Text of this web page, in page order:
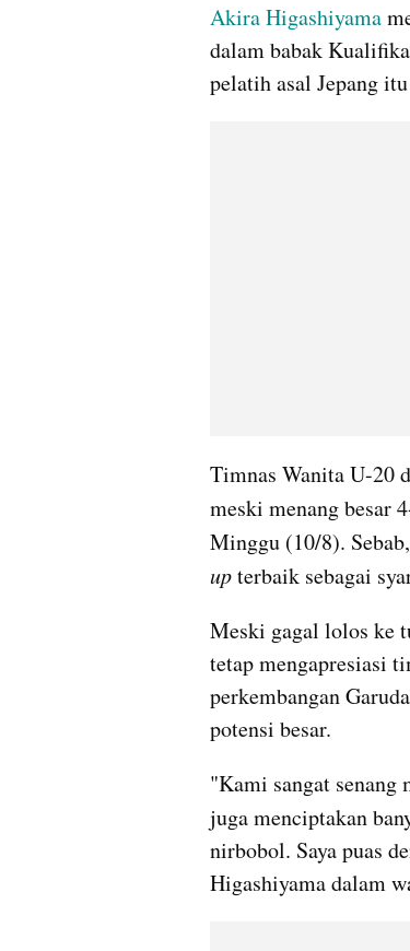
Akira Higashiyama
dalam babak
pelatih asal Jepang
Timnas Wanita U-20
meski menang besar
Minggu (10/8).
up terbaik sebagai
Meski gagal lolos ke
tetap mengapresiasi
perkembangan
potensi besar.
"Kami sangat senang
juga menciptakan
nirbobol. Saya puas
Higashiyama dalam